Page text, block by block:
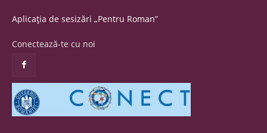
Aplicația de sesizări „Pentru Roman”
Conectează-te cu noi